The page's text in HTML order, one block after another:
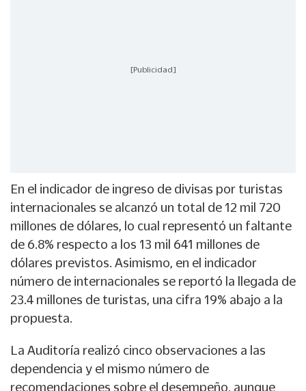
[Publicidad]
En el indicador de ingreso de divisas por turistas
internacionales se alcanzó un total de 12 mil 720
millones de dólares, lo cual representó un faltante
de 6.8% respecto a los 13 mil 641 millones de
dólares previstos. Asimismo, en el indicador
número de internacionales se reportó la llegada de
23.4 millones de turistas, una cifra 19% abajo a la
propuesta.
La Auditoría realizó cinco observaciones a las
dependencia y el mismo número de
recomendaciones sobre el desempeño, aunque